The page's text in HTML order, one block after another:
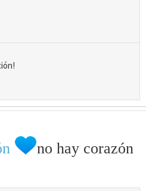
no hay corazón